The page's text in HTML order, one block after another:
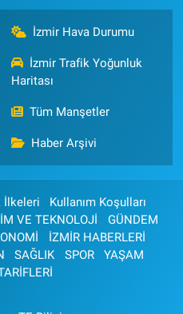
İzmir Hava Durumu
İzmir Trafik Yoğunluk
Haritası
Tüm Manşetler
Haber Arşivi
İlkeleri
Kullanım Koşulları
VE TEKNOLOJİ
GÜNDEM
İZMİR HABERLERİ
SAĞLIK SPOR
YAŞAM